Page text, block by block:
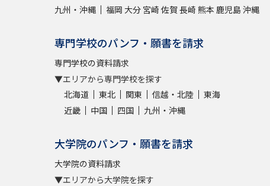
九州・沖縄
福岡 大分 宮崎 佐賀 長崎 熊本 鹿児島沖縄
専門学校のパンフ・願書を請求
専門学校の資料請求
▼エリアから専門学校を探す
北海道
東北 関東 信越・北陸
東海
近畿
中国 四国 九州・沖縄
大学院のパンフ・願書を請求
大学院の資料請求
▼エリアから大学院を探す